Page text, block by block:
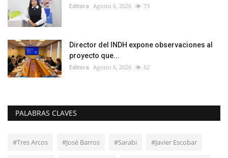
Editora Agosto 6, 2026 73
Director del INDH expone observaciones al
proyecto que...
Editora Agosto 6, 2026 62
PALABRAS CLAVES
#Tres Arcos #José Barros #Sarabi #Javier Escobar